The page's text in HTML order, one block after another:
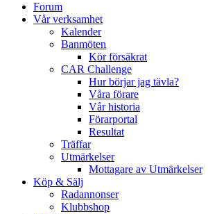
Forum
Vår verksamhet
Kalender
Banmöten
Kör försäkrat
CAR Challenge
Hur börjar jag tävla?
Våra förare
Vår historia
Förarportal
Resultat
Träffar
Utmärkelser
Mottagare av Utmärkelser
Köp & Sälj
Radannonser
Klubbshop